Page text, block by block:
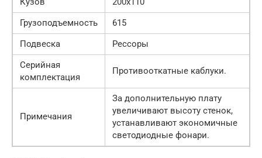
Грузоподъемность
615
Подвеска
Рессоры
Серийная
комплектация
Противооткатные каблуки.
Примечания
За дополнительную плату
увеличивают высоту стенок,
устанавливают экономичные
светодиодные фонари.